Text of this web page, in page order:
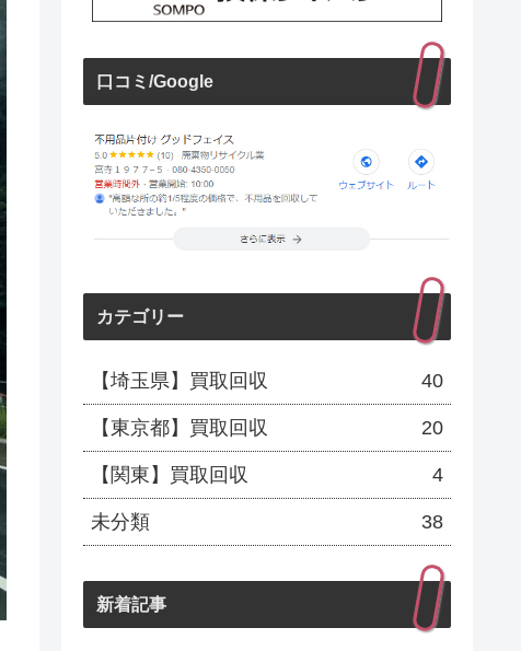
口コミ/Google
カテゴリー
【埼玉県】買取回収 40
【東京都】買取回収 20
【関東】買取回収 4
未分類 38
新着記事